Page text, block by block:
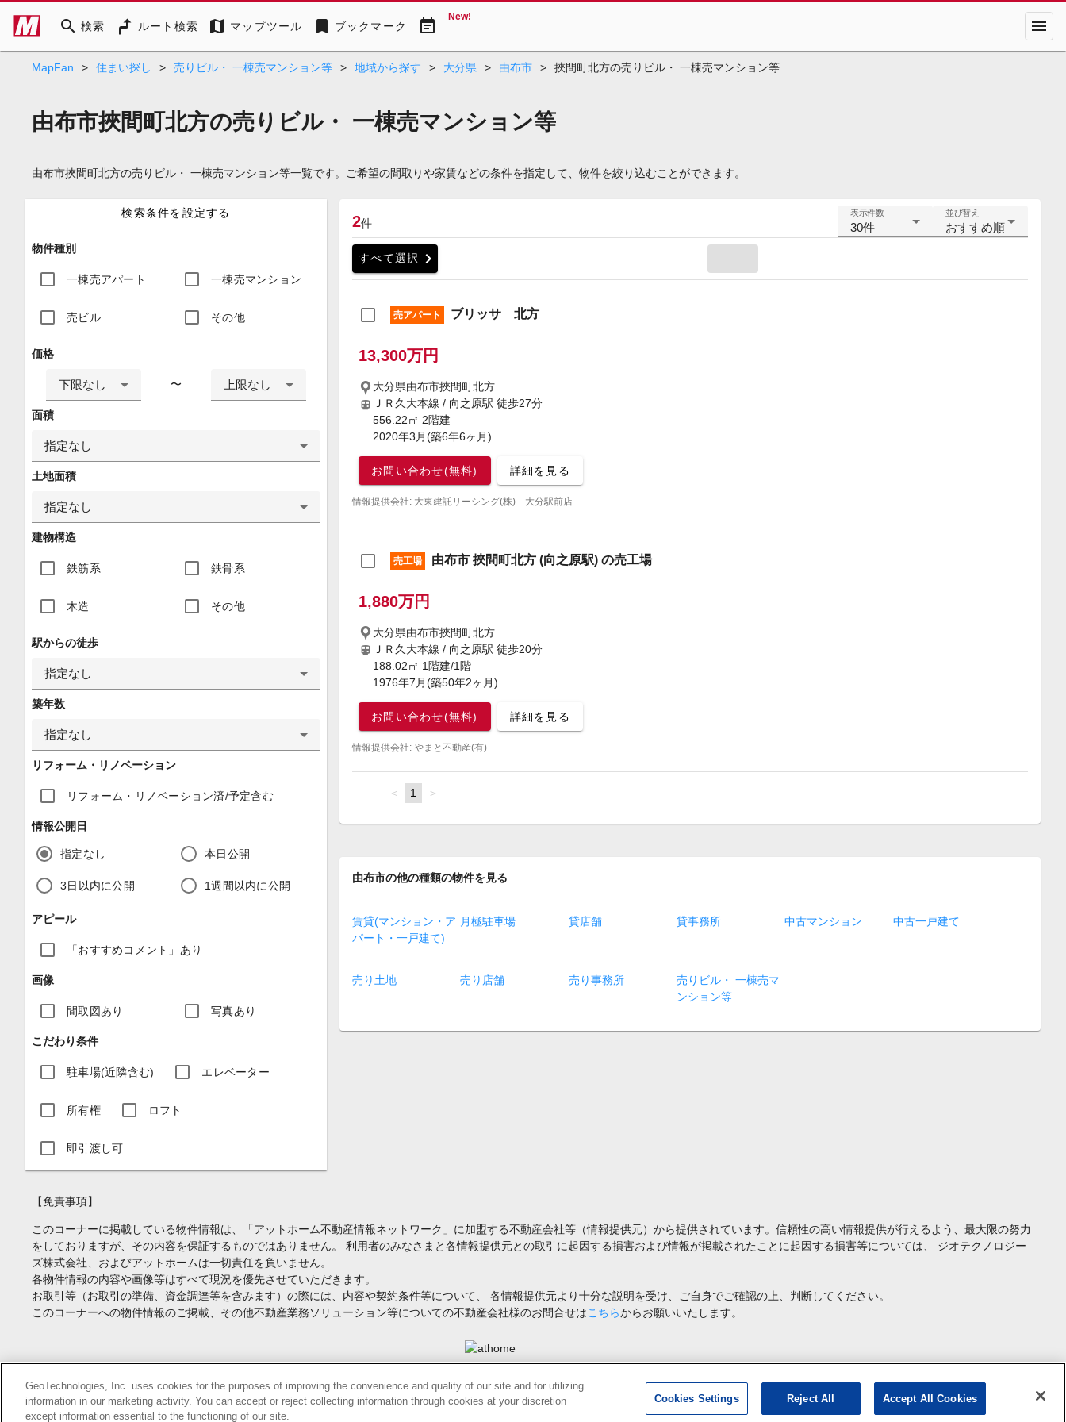
search 検索 ルート検索 map マップツール bookmark ブックマーク event_note New! menu
MapFan > 住まい探し > 売りビル・ 一棟売マンション等 > 地域から探す > 大分県 > 由布市 > 挾間町北方の売りビル・ 一棟売マンション等
由布市挾間町北方の売りビル・ 一棟売マンション等
由布市挾間町北方の売りビル・ 一棟売マンション等一覧です。ご希望の間取りや家賃などの条件を指定して、物件を絞り込むことができます。
検索条件を設定する
物件種別
一棟売アパート 一棟売マンション
売ビル その他
価格
下限なし 〜 上限なし
面積
指定なし
土地面積
指定なし
建物構造
鉄筋系 鉄骨系
木造 その他
駅からの徒歩
指定なし
築年数
指定なし
リフォーム・リノベーション
リフォーム・リノベーション済/予定含む
情報公開日
指定なし 本日公開
3日以内に公開 1週間以内に公開
アピール
「おすすめコメント」あり
画像
間取図あり 写真あり
こだわり条件
駐車場(近隣含む) エレベーター
所有権 ロフト
即引渡し可
2件
表示件数
30件
並び替え
おすすめ順
すべて選択 chevron_right
売アパート ブリッサ 北方
13,300万円
大分県由布市挾間町北方
ＪＲ久大本線 / 向之原駅 徒歩27分
556.22㎡ 2階建
2020年3月(築6年6ヶ月)
お問い合わせ(無料) 詳細を見る
情報提供会社: 大東建託リーシング(株) 大分駅前店
売工場 由布市 挾間町北方 (向之原駅) の売工場
1,880万円
大分県由布市挾間町北方
ＪＲ久大本線 / 向之原駅 徒歩20分
188.02㎡ 1階建/1階
1976年7月(築50年2ヶ月)
お問い合わせ(無料) 詳細を見る
情報提供会社: やまと不動産(有)
page
You're
page
1 page
由布市の他の種類の物件を見る
賃貸(マンション・ア
パート・一戸建て)
月極駐車場 貸店舗 貸事務所 中古マンション 中古一戸建て
売り土地 売り店舗 売り事務所
売りビル・ 一棟売マ
ンション等
【免責事項】
このコーナーに掲載している物件情報は、「アットホーム不動産情報ネットワーク」に加盟する不動産会社等（情報提供元）から提供されています。信頼性の高い情報提供が行えるよう、最大限の努力
をしておりますが、その内容を保証するものではありません。 利用者のみなさまと各情報提供元との取引に起因する損害および情報が掲載されたことに起因する損害等については、 ジオテクノロジー
ズ株式会社、およびアットホームは一切責任を負いません。
各物件情報の内容や画像等はすべて現況を優先させていただきます。
お取引等（お取引の準備、資金調達等を含みます）の際には、内容や契約条件等について、 各情報提供元より十分な説明を受け、ご自身でご確認の上、判断してください。
このコーナーへの物件情報のご掲載、その他不動産業務ソリューション等についての不動産会社様のお問合せはこちらからお願いいたします。
Copyright(c) At Home Co.,Ltd. このサイトに掲載している情報の無断転載を禁止します。著作権はアットホーム（株）またはその情報提供者に帰属します。
本ページはプロモーションが含まれています。 2
GeoTechnologies, Inc. uses cookies for the purposes of improving the convenience and quality of our site and for utilizing
information in our marketing activity. You can accept or reject collecting information through cookies at your discretion
except information essential to the functioning of our site.
Cookies Settings Reject All Accept All Cookies